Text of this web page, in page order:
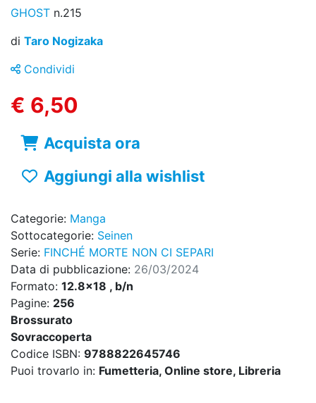
GHOST n.215
di Taro Nogizaka
Condividi
€ 6,50
Acquista ora
Aggiungi alla wishlist
Categorie: Manga
Sottocategorie: Seinen
Serie: FINCHÉ MORTE NON CI SEPARI
Data di pubblicazione: 26/03/2024
Formato: 12.8x18 , b/n
Pagine: 256
Brossurato
Sovraccoperta
Codice ISBN: 9788822645746
Puoi trovarlo in: Fumetteria, Online store, Libreria